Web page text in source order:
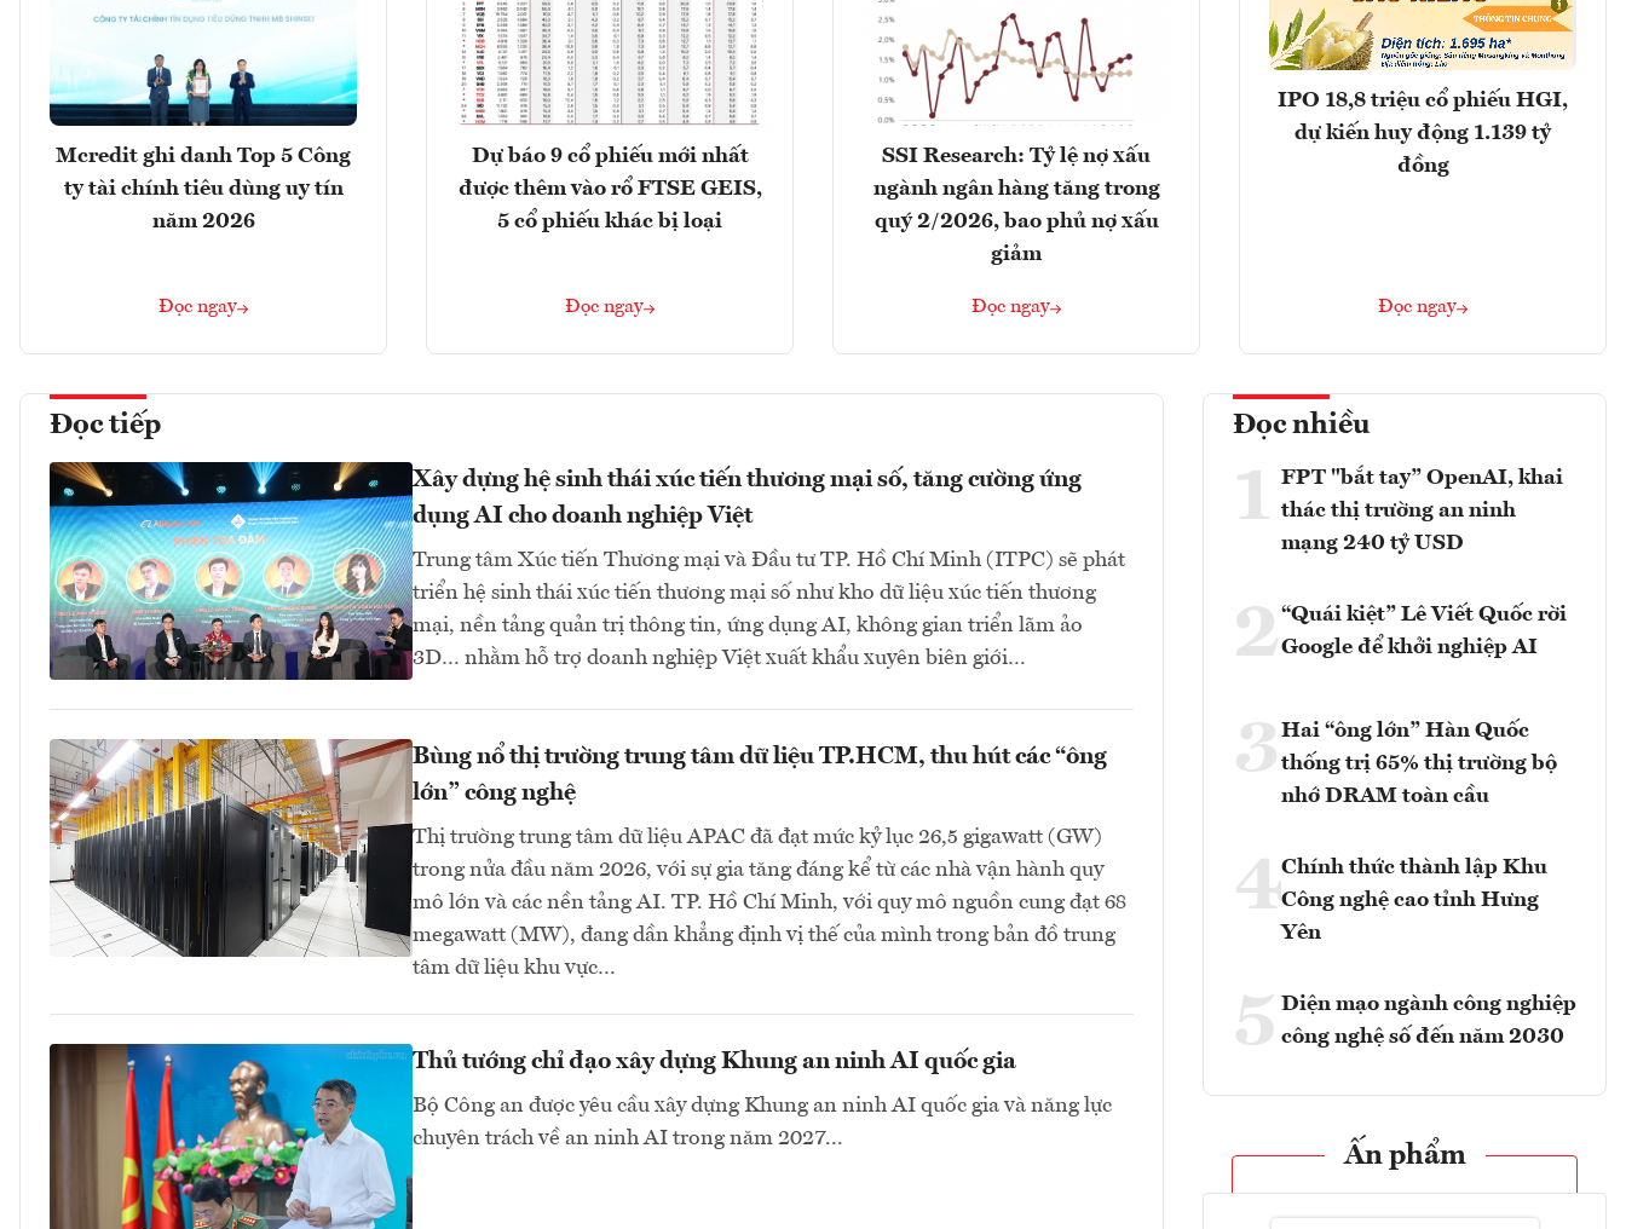
Mcredit ghi danh Top 5 Công
ty tài chính tiêu dùng uy tín
năm 2026
Đọc ngay
Dự báo 9 cổ phiếu mới nhất
được thêm vào rổ FTSE GEIS,
5 cổ phiếu khác bị loại
Đọc ngay
SSI Research: Tỷ lệ nợ xấu
ngành ngân hàng tăng trong
quý 2/2026, bao phủ nợ xấu
giảm
Đọc ngay
IPO 18,8 triệu cổ phiếu HGI,
dự kiến huy động 1.139 tỷ
đồng
Đọc ngay
Đọc tiếp
Xây dựng hệ sinh thái xúc tiến thương mại số, tăng cường ứng
dụng AI cho doanh nghiệp Việt
Trung tâm Xúc tiến Thương mại và Đầu tư TP. Hồ Chí Minh (ITPC) sẽ phát
triển hệ sinh thái xúc tiến thương mại số như kho dữ liệu xúc tiến thương
mại, nền tảng quản trị thông tin, ứng dụng AI, không gian triển lãm ảo
3D… nhằm hỗ trợ doanh nghiệp Việt xuất khẩu xuyên biên giới…
Bùng nổ thị trường trung tâm dữ liệu TP.HCM, thu hút các “ông
lớn” công nghệ
Thị trường trung tâm dữ liệu APAC đã đạt mức kỷ lục 26,5 gigawatt (GW)
trong nửa đầu năm 2026, với sự gia tăng đáng kể từ các nhà vận hành quy
mô lớn và các nền tảng AI. TP. Hồ Chí Minh, với quy mô nguồn cung đạt 68
megawatt (MW), đang dần khẳng định vị thế của mình trong bản đồ trung
tâm dữ liệu khu vực…
Thủ tướng chỉ đạo xây dựng Khung an ninh AI quốc gia
Bộ Công an được yêu cầu xây dựng Khung an ninh AI quốc gia và năng lực
chuyên trách về an ninh AI trong năm 2027...
Đọc nhiều
1 FPT "bắt tay” OpenAI, khai
thác thị trường an ninh
mạng 240 tỷ USD
2“Quái kiệt” Lê Viết Quốc rời
Google để khởi nghiệp AI
3 Hai “ông lớn” Hàn Quốc
thống trị 65% thị trường bộ
nhớ DRAM toàn cầu
4Chính thức thành lập Khu
Công nghệ cao tỉnh Hưng
Yên
5 Diện mạo ngành công nghiệp
công nghệ số đến năm 2030
Ấn phẩm